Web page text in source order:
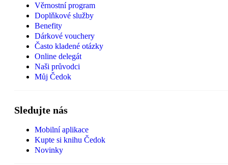
Věrnostní program
Doplňkové služby
Benefity
Dárkové vouchery
Často kladené otázky
Online delegát
Naši průvodci
Můj Čedok
Sledujte nás
Mobilní aplikace
Kupte si knihu Čedok
Novinky